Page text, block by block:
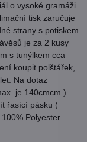
o vysoké gramáži
tisk zaručuje
strany s potiskem
je za 2 kusy
s tunýlkem cca
koupit polštářek,
Na dotaz
je 140cmcm )
řasící pásku (
Polyester.